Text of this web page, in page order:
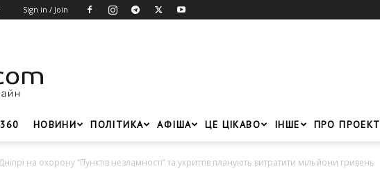
Sign in / Join
НОВИНИ ПОЛІТИКА АФІША ЦЕ ЦІКАВО ІНШЕ ПРО ПРОЕКТ
на охорону “Пунктів незламності” та укриттів планують витратити мільйони гривень